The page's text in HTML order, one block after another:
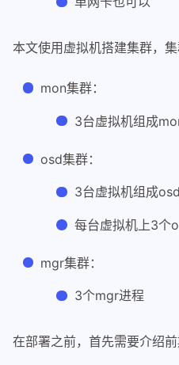
本文使用虚拟机搭建集群，集
mon集群：
3台虚拟机组成
osd集群：
3台虚拟机组成
每台虚拟机上3个
mgr集群：
3个mgr进程
在部署之前，首先需要介绍前